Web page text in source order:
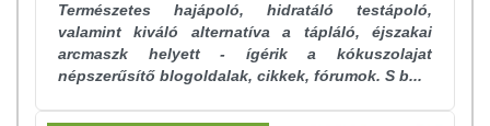
Természetes hajápoló, hidratáló testápoló,
valamint kiváló alternatíva a tápláló, éjszakai
arcmaszk helyett - ígérik a kókuszolajat
népszerűsítő blogoldalak, cikkek, fórumok. S b...